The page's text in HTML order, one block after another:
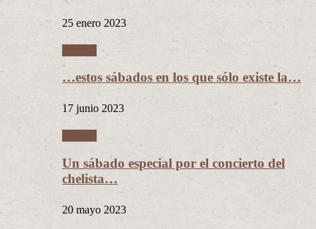
25 enero 2023
…estos sábados en los que sólo existe la…
17 junio 2023
Un sábado especial por el concierto del
chelista…
20 mayo 2023